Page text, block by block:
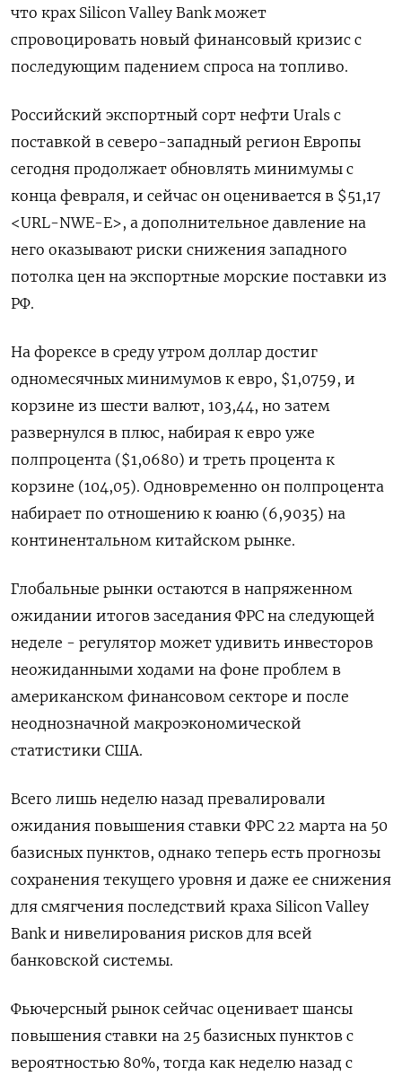
что крах Silicon Valley Bank может
спровоцировать новый финансовый кризис с
последующим падением спроса на топливо.
Российский экспортный сорт нефти Urals с
поставкой в северо-западный регион Европы
сегодня продолжает обновлять минимумы с
конца февраля, и сейчас он оценивается в $51,17
<URL-NWE-E>, а дополнительное давление на
него оказывают риски снижения западного
потолка цен на экспортные морские поставки из
РФ.
На форексе в среду утром доллар достиг
одномесячных минимумов к евро, $1,0759, и
корзине из шести валют, 103,44, но затем
развернулся в плюс, набирая к евро уже
полпроцента ($1,0680) и треть процента к
корзине (104,05). Одновременно он полпроцента
набирает по отношению к юаню (6,9035) на
континентальном китайском рынке.
Глобальные рынки остаются в напряженном
ожидании итогов заседания ФРС на следующей
неделе - регулятор может удивить инвесторов
неожиданными ходами на фоне проблем в
американском финансовом секторе и после
неоднозначной макроэкономической
статистики США.
Всего лишь неделю назад превалировали
ожидания повышения ставки ФРС 22 марта на 50
базисных пунктов, однако теперь есть прогнозы
сохранения текущего уровня и даже ее снижения
для смягчения последствий краха Silicon Valley
Bank и нивелирования рисков для всей
банковской системы.
Фьючерсный рынок сейчас оценивает шансы
повышения ставки на 25 базисных пунктов с
вероятностью 80%, тогда как неделю назад с